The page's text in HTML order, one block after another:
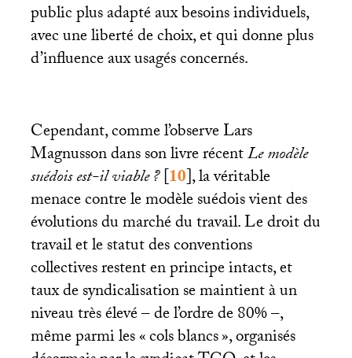
public plus adapté aux besoins individuels,
avec une liberté de choix, et qui donne plus
d’influence aux usagés concernés.
Cependant, comme l’observe Lars
Magnusson dans son livre récentLe modèle
suédois est-il viable?[10], la véritable
menace contre le modèle suédois vient des
évolutions du marché du travail. Le droit du
travail et le statut des conventions
collectives restent en principe intacts, et
taux de syndicalisation se maintient à un
niveau très élevé – de l’ordre de 80% –,
même parmi les «cols blancs», organisés